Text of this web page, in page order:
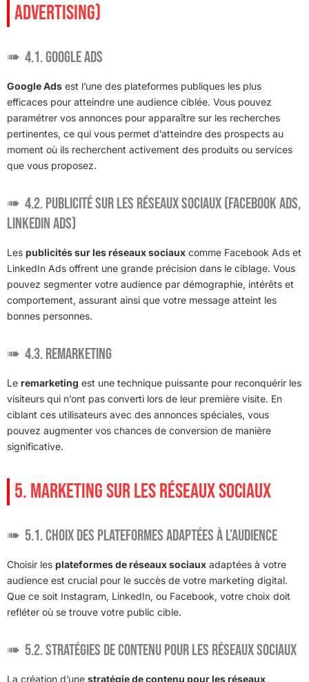
ADVERTISING)
4.1. Google Ads
Google Ads est l’une des plateformes publiques les plus
efficaces pour atteindre une audience ciblée. Vous pouvez
paramétrer vos annonces pour apparaître sur les recherches
pertinentes, ce qui vous permet d’atteindre des prospects au
moment où ils recherchent activement des produits ou services
que vous proposez.
4.2. Publicité sur les réseaux sociaux (Facebook Ads,
LinkedIn Ads)
Les publicités sur les réseaux sociaux comme Facebook Ads et
LinkedIn Ads offrent une grande précision dans le ciblage. Vous
pouvez segmenter votre audience par démographie, intérêts et
comportement, assurant ainsi que votre message atteint les
bonnes personnes.
4.3. Remarketing
Le remarketing est une technique puissante pour reconquérir les
visiteurs qui n’ont pas converti lors de leur première visite. En
ciblant ces utilisateurs avec des annonces spéciales, vous
pouvez augmenter vos chances de conversion de manière
significative.
5. MARKETING SUR LES RÉSEAUX SOCIAUX
5.1. Choix des plateformes adaptées à l’audience
Choisir les plateformes de réseaux sociaux adaptées à votre
audience est crucial pour le succès de votre marketing digital.
Que ce soit Instagram, LinkedIn, ou Facebook, votre choix doit
refléter où se trouve votre public cible.
5.2. Stratégies de contenu pour les réseaux sociaux
La création d’une stratégie de contenu pour les réseaux